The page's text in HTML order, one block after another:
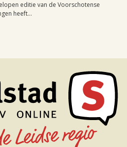
editie van de Voorschotense
heeft...